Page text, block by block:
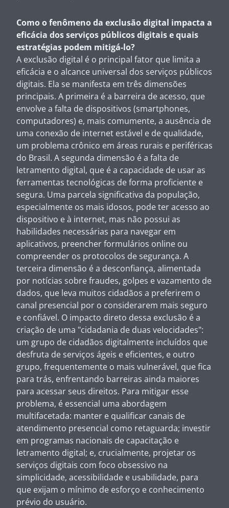
Como o fenômeno da exclusão digital impacta a
eficácia dos serviços públicos digitais e quais
estratégias podem mitigá-lo?
A exclusão digital é o principal fator que limita a
eficácia e o alcance universal dos serviços públicos
digitais. Ela se manifesta em três dimensões
principais. A primeira é a barreira de acesso, que
envolve a falta de dispositivos (smartphones,
computadores) e, mais comumente, a ausência de
uma conexão de internet estável e de qualidade,
um problema crônico em áreas rurais e periféricas
do Brasil. A segunda dimensão é a falta de
letramento digital, que é a capacidade de usar as
ferramentas tecnológicas de forma proficiente e
segura. Uma parcela significativa da população,
especialmente os mais idosos, pode ter acesso ao
dispositivo e à internet, mas não possui as
habilidades necessárias para navegar em
aplicativos, preencher formulários online ou
compreender os protocolos de segurança. A
terceira dimensão é a desconfiança, alimentada
por notícias sobre fraudes, golpes e vazamento de
dados, que leva muitos cidadãos a preferirem o
canal presencial por o considerarem mais seguro
e confiável. O impacto direto dessa exclusão é a
criação de uma "cidadania de duas velocidades":
um grupo de cidadãos digitalmente incluídos que
desfruta de serviços ágeis e eficientes, e outro
grupo, frequentemente o mais vulnerável, que fica
para trás, enfrentando barreiras ainda maiores
para acessar seus direitos. Para mitigar esse
problema, é essencial uma abordagem
multifacetada: manter e qualificar canais de
atendimento presencial como retaguarda; investir
em programas nacionais de capacitação e
letramento digital; e, crucialmente, projetar os
serviços digitais com foco obsessivo na
simplicidade, acessibilidade e usabilidade, para
que exijam o mínimo de esforço e conhecimento
prévio do usuário.